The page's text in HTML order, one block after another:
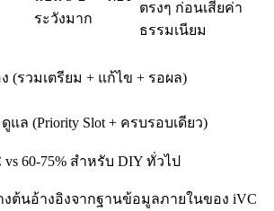
ระวังมาก
ตรงๆ ก่อนเสียค่า
ธรรมเนียม
(รวมเตรียม + แก้ไข + รอผล)
แล (Priority Slot + ครบรอบเดียว)
60-75% สำหรับ DIY ทั่วไป
งต้นอ้างอิงจากฐานข้อมูลภายในของ iVC